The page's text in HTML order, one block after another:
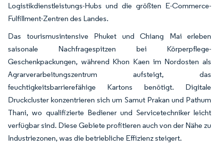
Logistikdienstleistungs-Hubs und die größten E-Commerce-
Fulfillment-Zentren des Landes.
Das tourismusintensive Phuket und Chiang Mai erleben
saisonale Nachfragespitzen bei Körperpflege-
Geschenkpackungen, während Khon Kaen im Nordosten als
Agrarverarbeitungszentrum aufsteigt, das
feuchtigkeitsbarrierefähige Kartons benötigt. Digitale
Druckcluster konzentrieren sich um Samut Prakan und Pathum
Thani, wo qualifizierte Bediener und Servicetechniker leicht
verfügbar sind. Diese Gebiete profitieren auch von der Nähe zu
Industriezonen, was die betriebliche Effizienz steigert.